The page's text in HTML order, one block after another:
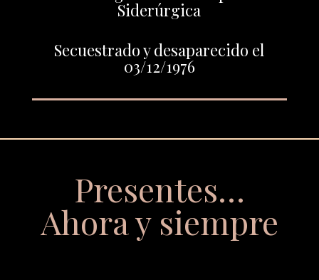
Siderúrgica
Secuestrado y desaparecido el
03/12/1976
Presentes…
Ahora y siempre